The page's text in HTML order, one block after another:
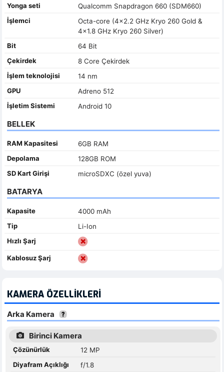
Yonga seti
Qualcomm Snapdragon 660 (SDM660)
İşlemci
Octa-core (4x2.2 GHz Kryo 260 Gold &
4x1.8 GHz Kryo 260 Silver)
Bit
64 Bit
Çekirdek
8 Core Çekirdek
İşlem teknolojisi
14 nm
GPU
Adreno 512
İşletim Sistemi
Android 10
BELLEK
RAM Kapasitesi
6GB RAM
Depolama
128GB ROM
SD Kart Girişi
microSDXC (özel yuva)
BATARYA
Kapasite
4000 mAh
Tip
Li-Ion
Hızlı Şarj
Kablosuz Şarj
KAMERA ÖZELLIKLERI
Arka Kamera
Birinci Kamera
Çözünürlük
12 MP
Diyafram Açıklığı
f/1.8